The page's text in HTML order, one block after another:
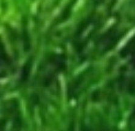
老設計，就是向前反曲
香港俗稱的「啹喀刀」
futurama.co.za 啹喀刀
尼泊爾國刀，每個啹喀
有著輝煌的歷史戰績，
必備，是傳統的多用途
劈柴，挖洞，開闢山
人自幼便慣用的工具。